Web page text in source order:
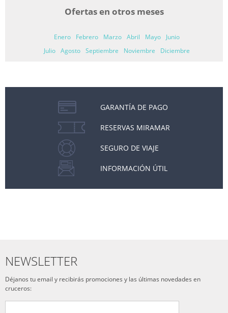
Ofertas en otros meses
Enero Febrero Marzo Abril Mayo
Junio
Julio
Agosto Septiembre Noviembre Diciembre
GARANTÍA DE PAGO
RESERVAS MIRAMAR
SEGURO DE VIAJE
INFORMACIÓN ÚTIL
NEWSLETTER
Déjanos tu email y recibirás promociones y las últimas novedades en
cruceros: